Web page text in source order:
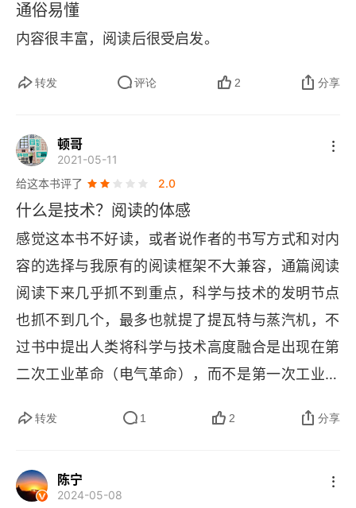
通俗易懂
内容很丰富，阅读后很受启发。
转发 评论 2 分享
顿哥
2021-05-11
给这本书评了
2.0
什么是技术？阅读的体感
感觉这本书不好读，或者说作者的书写方式和对内
容的选择与我原有的阅读框架不大兼容，通篇阅读
阅读下来几乎抓不到重点，科学与技术的发明节点
也抓不到几个，最多也就提了提瓦特与蒸汽机，不
过书中提出人类将科学与技术高度融合是出现在第
二次工业革命（电气革命），而不是第一次工业革
为这本书写序言的是大家熟悉的科学大咖 —— 吴
面的书。
转发 1 2 分享
陈宁
2024-05-08